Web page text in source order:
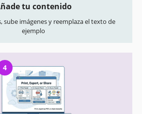
tu contenido
sube imágenes y reemplaza el texto de
ejemplo
4